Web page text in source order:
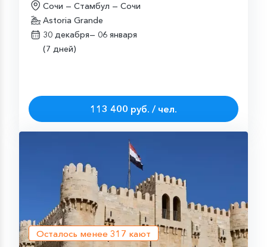
Сочи — Стамбул — Сочи
Astoria Grande
30 декабря— 06 января
(7 дней)
113 400 руб. / чел.
Осталось менее 317 кают